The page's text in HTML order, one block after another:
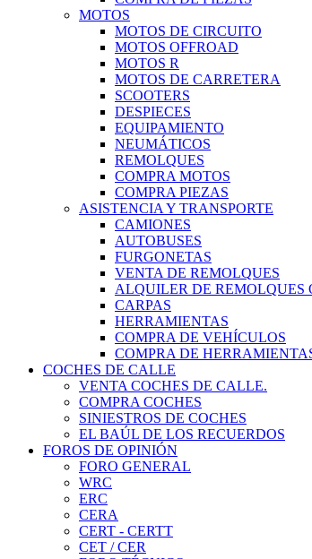
MOTOS
MOTOS DE CIRCUITO
MOTOS OFFROAD
MOTOS R
MOTOS DE CARRETERA
SCOOTERS
DESPIECES
EQUIPAMIENTO
NEUMÁTICOS
REMOLQUES
COMPRA MOTOS
COMPRA PIEZAS
ASISTENCIA Y TRANSPORTE
CAMIONES
AUTOBUSES
FURGONETAS
VENTA DE REMOLQUES
ALQUILER DE REMOLQUES
CARPAS
HERRAMIENTAS
COMPRA DE VEHÍCULOS
COMPRA DE
COCHES DE CALLE
VENTA COCHES DE CALLE.
COMPRA COCHES
SINIESTROS DE COCHES
EL BAÚL DE LOS RECUERDOS
FOROS DE OPINIÓN
FORO GENERAL
WRC
ERC
CERA
CERT - CERTT
CET / CER